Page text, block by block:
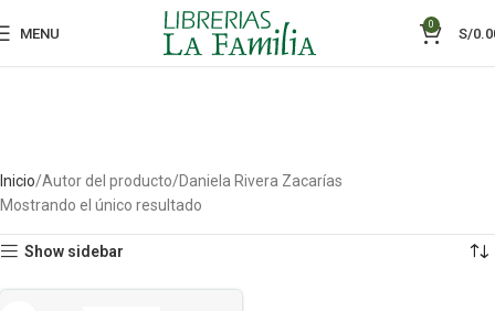
MENU
0
S/
Inicio Autor del producto Daniela Rivera Zacarías
Mostrando el único resultado
Show sidebar